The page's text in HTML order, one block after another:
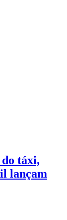
táxi,
lançam